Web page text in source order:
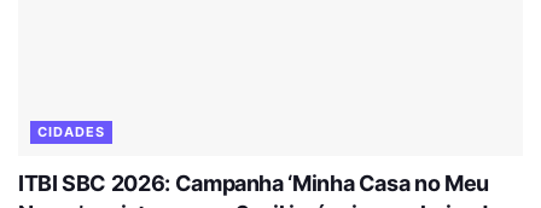
CIDADES
ITBI SBC 2026: Campanha ‘Minha Casa no Meu